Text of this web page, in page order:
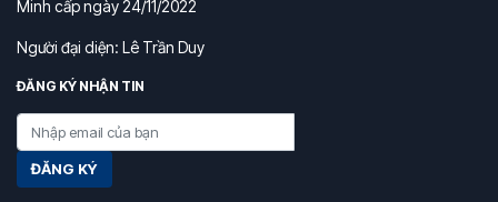
Minh cấp ngày 24/11/2022
Người đại diện: Lê Trần Duy
ĐĂNG KÝ NHẬN TIN
ĐĂNG KÝ